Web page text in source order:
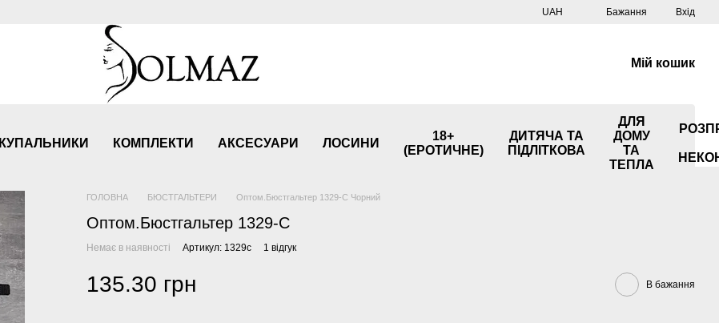
UAH Бажання Вхід
Мій кошик
КУПАЛЬНИКИ КОМПЛЕКТИ АКСЕСУАРИ ЛОСИНИ
18+
(ЕРОТИЧНЕ)
ДИТЯЧА ТА
ПІДЛІТКОВА
ДЛЯ
ДОМУ
ТА
ТЕПЛА
ГОЛОВНА БЮСТГАЛЬТЕРИ Оптом.Бюстгальтер 1329-С Чорний
Оптом.Бюстгальтер 1329-С
Немає в наявності Артикул: 1329с 1 відгук
135.30 грн В бажання